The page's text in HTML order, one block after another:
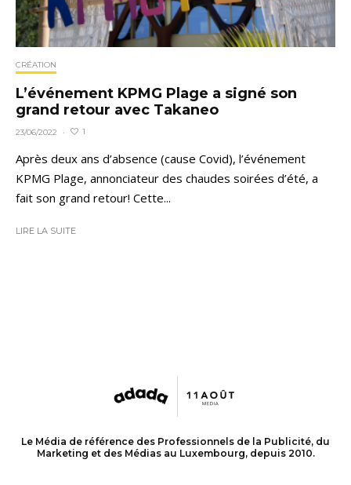
CRÉATION
L’événement KPMG Plage a signé son
grand retour avec Takaneo
23/06/2022 · 1
Après deux ans d’absence (cause Covid), l’événement
KPMG Plage, annonciateur des chaudes soirées d’été, a
fait son grand retour! Cette...
LIRE LA SUITE
Le Média de référence des Professionnels de la Publicité, du
Marketing et des Médias au Luxembourg, depuis 2010.